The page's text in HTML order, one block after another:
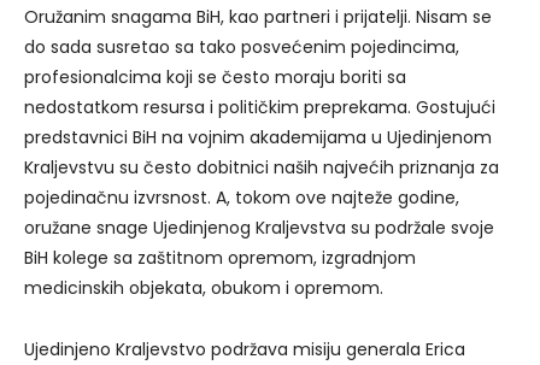
Oružanim snagama BiH, kao partneri i prijatelji. Nisam se
do sada susretao sa tako posvećenim pojedincima,
profesionalcima koji se često moraju boriti sa
nedostatkom resursa i političkim preprekama. Gostujući
predstavnici BiH na vojnim akademijama u Ujedinjenom
Kraljevstvu su često dobitnici naših najvećih priznanja za
pojedinačnu izvrsnost. A, tokom ove najteže godine,
oružane snage Ujedinjenog Kraljevstva su podržale svoje
BiH kolege sa zaštitnom opremom, izgradnjom
medicinskih objekata, obukom i opremom.
Ujedinjeno Kraljevstvo podržava misiju generala Erica